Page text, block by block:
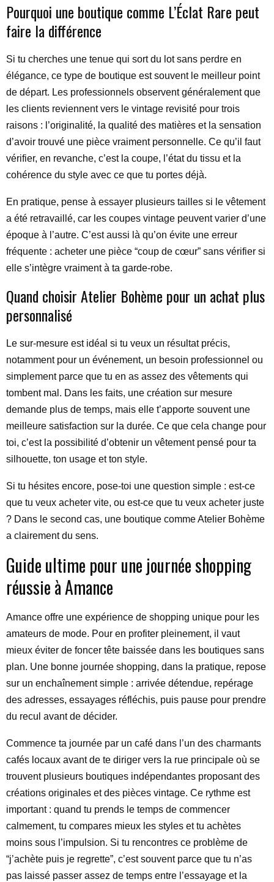
Pourquoi une boutique comme L’Éclat Rare peut
faire la différence
Si tu cherches une tenue qui sort du lot sans perdre en
élégance, ce type de boutique est souvent le meilleur point
de départ. Les professionnels observent généralement que
les clients reviennent vers le vintage revisité pour trois
raisons : l’originalité, la qualité des matières et la sensation
d’avoir trouvé une pièce vraiment personnelle. Ce qu’il faut
vérifier, en revanche, c’est la coupe, l’état du tissu et la
cohérence du style avec ce que tu portes déjà.
En pratique, pense à essayer plusieurs tailles si le vêtement
a été retravaillé, car les coupes vintage peuvent varier d’une
époque à l’autre. C’est aussi là qu’on évite une erreur
fréquente : acheter une pièce “coup de cœur” sans vérifier si
elle s’intègre vraiment à ta garde-robe.
Quand choisir Atelier Bohème pour un achat plus
personnalisé
Le sur-mesure est idéal si tu veux un résultat précis,
notamment pour un événement, un besoin professionnel ou
simplement parce que tu en as assez des vêtements qui
tombent mal. Dans les faits, une création sur mesure
demande plus de temps, mais elle t’apporte souvent une
meilleure satisfaction sur la durée. Ce que cela change pour
toi, c’est la possibilité d’obtenir un vêtement pensé pour ta
silhouette, ton usage et ton style.
Si tu hésites encore, pose-toi une question simple : est-ce
que tu veux acheter vite, ou est-ce que tu veux acheter juste
? Dans le second cas, une boutique comme Atelier Bohème
a clairement du sens.
Guide ultime pour une journée shopping
réussie à Amance
Amance offre une expérience de shopping unique pour les
amateurs de mode. Pour en profiter pleinement, il vaut
mieux éviter de foncer tête baissée dans les boutiques sans
plan. Une bonne journée shopping, dans la pratique, repose
sur un enchaînement simple : arrivée détendue, repérage
des adresses, essayages réfléchis, puis pause pour prendre
du recul avant de décider.
Commence ta journée par un café dans l’un des charmants
cafés locaux avant de te diriger vers la rue principale où se
trouvent plusieurs boutiques indépendantes proposant des
créations originales et des pièces vintage. Ce rythme est
important : quand tu prends le temps de commencer
calmement, tu compares mieux les styles et tu achètes
moins sous l’impulsion. Si tu rencontres ce problème de
“j’achète puis je regrette”, c’est souvent parce que tu n’as
pas laissé passer assez de temps entre l’essayage et la